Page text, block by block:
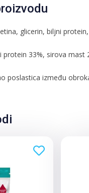
glicerin, biljni
protein 33%, sirova mast
poslastica između